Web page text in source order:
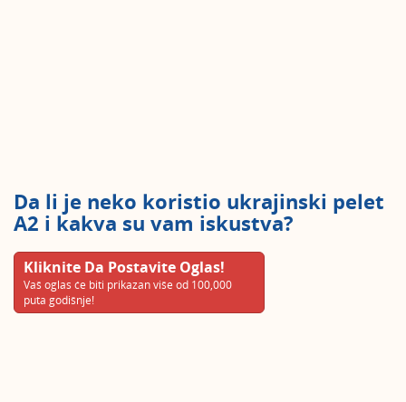
Da li je neko koristio ukrajinski pelet
A2 i kakva su vam iskustva?
Kliknite Da Postavite Oglas!
Vaš oglas će biti prikazan više od 100,000
puta godišnje!